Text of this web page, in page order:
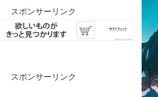
スポンサーリンク
スポンサーリンク